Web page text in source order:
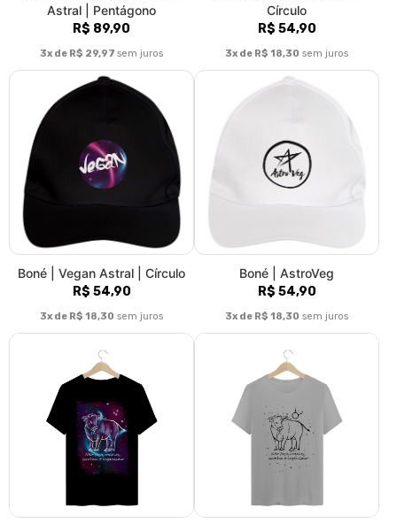
Astral | Pentágono
R$ 89,90
3x de R$ 29,97 sem juros
Círculo
R$ 54,90
3x de R$ 18,30 sem juros
Boné | Vegan Astral | Círculo
R$ 54,90
3x de R$ 18,30 sem juros
Boné | AstroVeg
R$ 54,90
3x de R$ 18,30 sem juros